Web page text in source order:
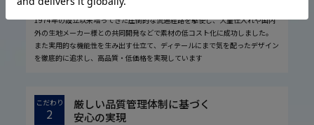
1974年の設立以来培ってきた圧倒的な流通経路を駆使し、大量仕入れや国内
外の生地メーカー様との共同開発などで素材の低コスト化に成功しました。
また実用的な機能性を生み出す仕立て、ディテールにまで気を配ったデザイン
を徹底的に追求し、高品質・低価格を実現しています
こだわり
2
厳しい品質管理体制に基づく
安心の実現